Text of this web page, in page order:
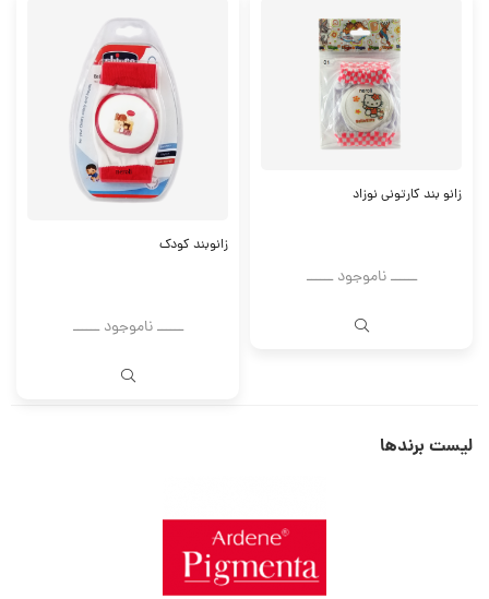
زانو بند کارتونی نوزاد
ــــــ ناموجود ــــــ
زانوبند کودک
ــــــ ناموجود ــــــ
لیست برندها